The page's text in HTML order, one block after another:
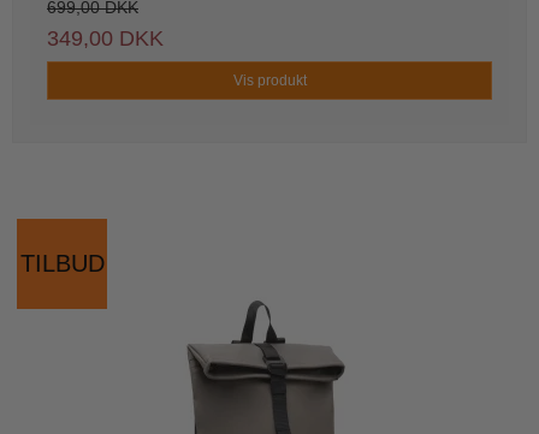
699,00 DKK
349,00 DKK
Vis produkt
TILBUD